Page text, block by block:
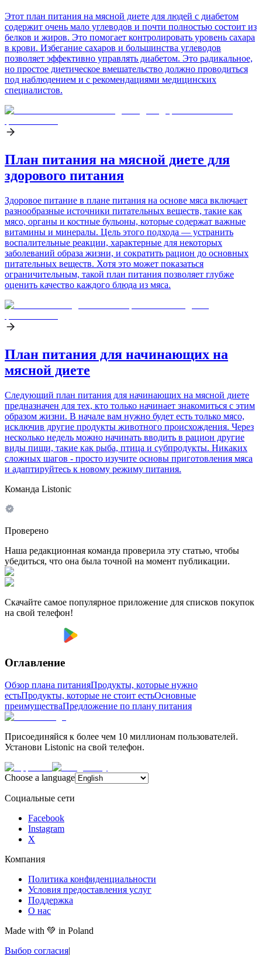
Этот план питания на мясной диете для людей с диабетом
содержит очень мало углеводов и почти полностью состоит из
белков и жиров. Это помогает контролировать уровень сахара
в крови. Избегание сахаров и большинства углеводов
позволяет эффективно управлять диабетом. Это радикальное,
но простое диетическое вмешательство должно проводиться
под наблюдением и с рекомендациями медицинских
специалистов.
План питания на мясной диете для
здорового питания
Здоровое питание в плане питания на основе мяса включает
разнообразные источники питательных веществ, такие как
мясо, органы и костные бульоны, которые содержат важные
витамины и минералы. Цель этого подхода — устранить
воспалительные реакции, характерные для некоторых
заболеваний образа жизни, и сократить рацион до основных
питательных веществ. Хотя это может показаться
ограничительным, такой план питания позволяет глубже
оценить качество каждого блюда из мяса.
План питания для начинающих на
мясной диете
Следующий план питания для начинающих на мясной диете
предназначен для тех, кто только начинает знакомиться с этим
образом жизни. В начале вам нужно будет есть только мясо,
исключив другие продукты животного происхождения. Через
несколько недель можно начинать вводить в рацион другие
виды пищи, такие как рыба, птица и субпродукты. Никаких
сложных шагов - просто изучите основы приготовления мяса
и адаптируйтесь к новому режиму питания.
Команда Listonic
Проверено
Наша редакционная команда проверила эту статью, чтобы
убедиться, что она была точной на момент публикации.
Скачайте самое популярное приложение для списков покупок
на свой телефон!
Оглавление
Обзор плана питанияПродукты, которые нужно
естьПродукты, которые не стоит естьОсновные
преимуществаПредложение по плану питания
Присоединяйся к более чем 10 миллионам пользователей.
Установи Listonic на свой телефон.
Choose a language
Социальные сети
Facebook
Instagram
X
Компания
Политика конфиденциальности
Условия предоставления услуг
Поддержка
О нас
Made with 💚 in Poland
Выбор согласия|